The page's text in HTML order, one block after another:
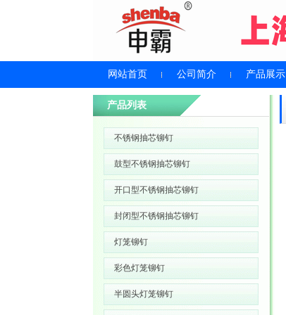
网站首页 公司简介 产品展示
产品列表
不锈钢抽芯铆钉
鼓型不锈钢抽芯铆钉
开口型不锈钢抽芯铆钉
封闭型不锈钢抽芯铆钉
灯笼铆钉
彩色灯笼铆钉
半圆头灯笼铆钉